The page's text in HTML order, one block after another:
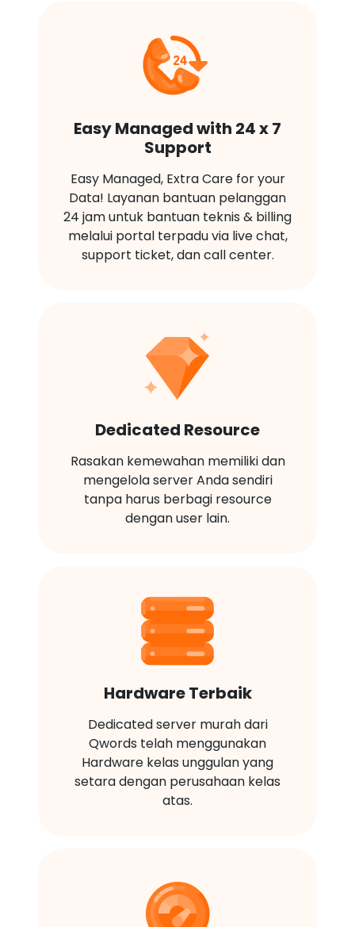
Easy Managed with 24 x 7
Support
Easy Managed, Extra Care for your
Data! Layanan bantuan pelanggan
24 jam untuk bantuan teknis & billing
melalui portal terpadu via live chat,
support ticket, dan call center.
Dedicated Resource
Rasakan kemewahan memiliki dan
mengelola server Anda sendiri
tanpa harus berbagi resource
dengan user lain.
Hardware Terbaik
Dedicated server murah dari
Qwords telah menggunakan
Hardware kelas unggulan yang
setara dengan perusahaan kelas
atas.